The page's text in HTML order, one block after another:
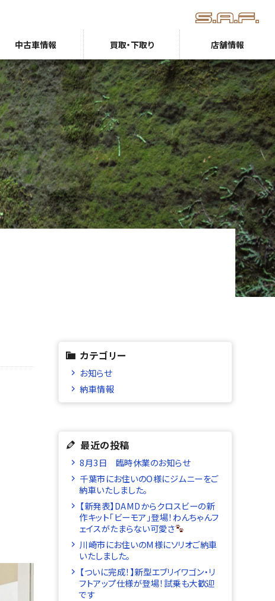
中古車情報 買取・下取り 店舗情報
カテゴリー
お知らせ
納車情報
最近の投稿
8月3日 臨時休業のお知らせ
千葉市にお住いのO様にジムニーをご
納車いたしました。
【新発表】DAMDからクロスビーの新
作キット「ビーモア」登場！わんちゃんフ
ェイスがたまらない可愛さ
川崎市にお住いのM様にソリオご納車
いたしました。
【ついに完成！】新型エブリイワゴン・リ
フトアップ仕様が登場！試乗も大歓迎
です